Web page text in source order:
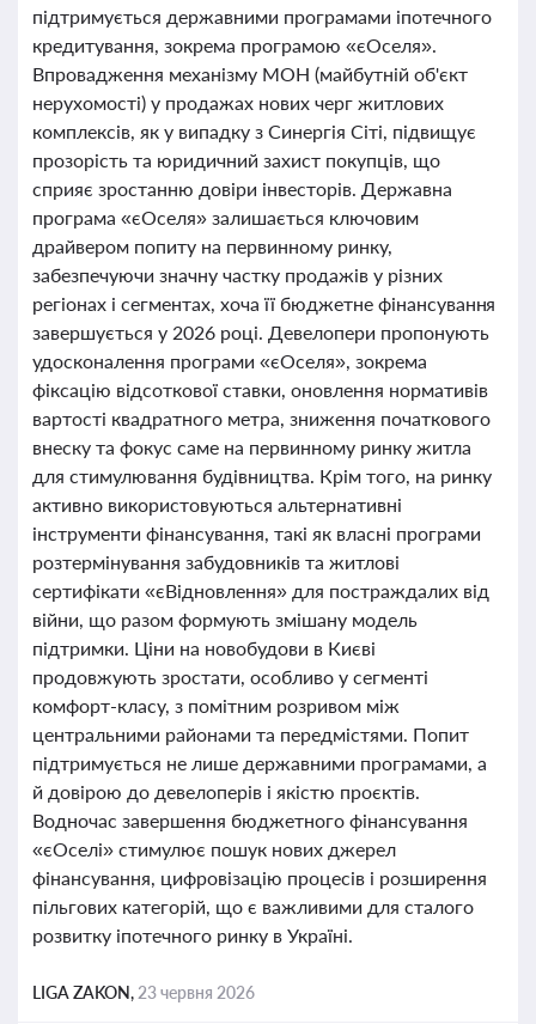
підтримується державними програмами іпотечного
кредитування, зокрема програмою «єОселя».
Впровадження механізму МОН (майбутній об'єкт
нерухомості) у продажах нових черг житлових
комплексів, як у випадку з Синергія Сіті, підвищує
прозорість та юридичний захист покупців, що
сприяє зростанню довіри інвесторів. Державна
програма «єОселя» залишається ключовим
драйвером попиту на первинному ринку,
забезпечуючи значну частку продажів у різних
регіонах і сегментах, хоча її бюджетне фінансування
завершується у 2026 році. Девелопери пропонують
удосконалення програми «єОселя», зокрема
фіксацію відсоткової ставки, оновлення нормативів
вартості квадратного метра, зниження початкового
внеску та фокус саме на первинному ринку житла
для стимулювання будівництва. Крім того, на ринку
активно використовуються альтернативні
інструменти фінансування, такі як власні програми
розтермінування забудовників та житлові
сертифікати «єВідновлення» для постраждалих від
війни, що разом формують змішану модель
підтримки. Ціни на новобудови в Києві
продовжують зростати, особливо у сегменті
комфорт-класу, з помітним розривом між
центральними районами та передмістями. Попит
підтримується не лише державними програмами, а
й довірою до девелоперів і якістю проєктів.
Водночас завершення бюджетного фінансування
«єОселі» стимулює пошук нових джерел
фінансування, цифровізацію процесів і розширення
пільгових категорій, що є важливими для сталого
розвитку іпотечного ринку в Україні.
LIGA ZAKON, 23 червня 2026